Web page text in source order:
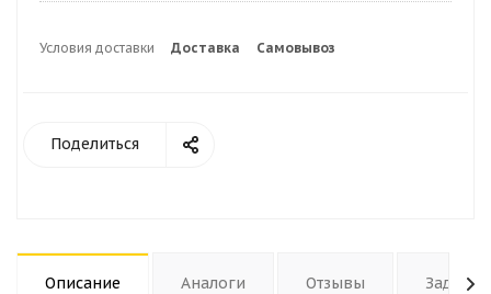
Условия доставки Доставка Самовывоз
Поделиться
Описание Аналоги Отзывы Задать